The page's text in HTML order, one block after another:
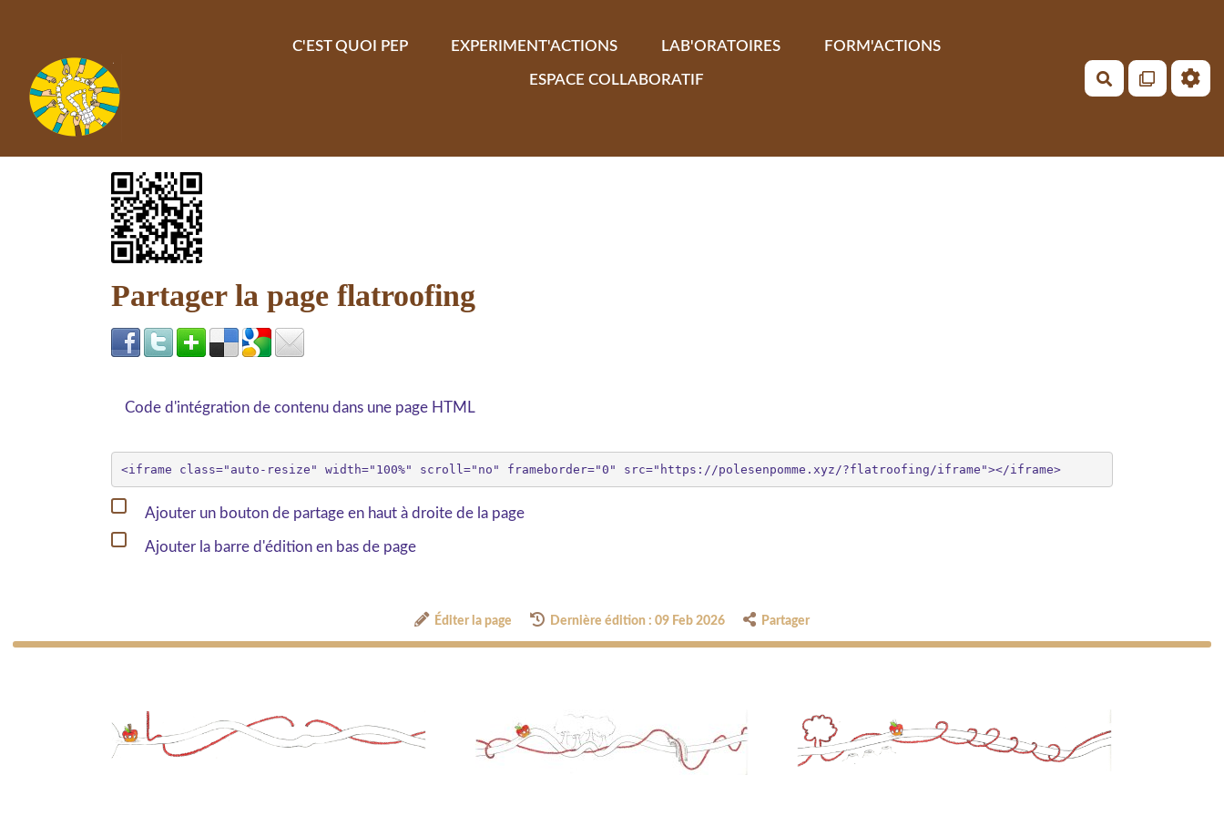
C'EST QUOI PEP
EXPERIMENT'ACTIONS LAB'ORATOIRES FORM'ACTIONS
ESPACE COLLABORATIF Rechercher
Partager la page flatroofing
Code d'intégration de contenu dans une page HTML
<iframe class="auto-resize" width="100%" scroll="no" frameborder="0" src="https://polesenpomme.xyz/?flatroofing/iframe"></iframe>
Ajouter un bouton de partage en haut à droite de la page
Ajouter la barre d'édition en bas de page
Éditer la page Dernière édition : 09 Feb 2026 Partager